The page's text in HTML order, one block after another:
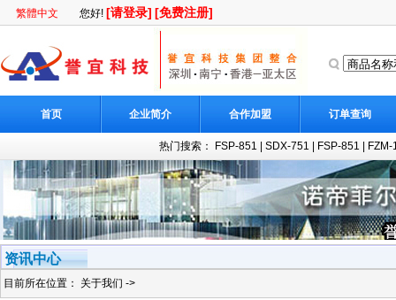
繁體中文 您好! [请登录] [免费注册]
首页 企业简介 合作加盟 订单查询
热门搜索： FSP-851 SDX-751 FSP-851
资讯中心
目前所在位置： 关于我们 ->